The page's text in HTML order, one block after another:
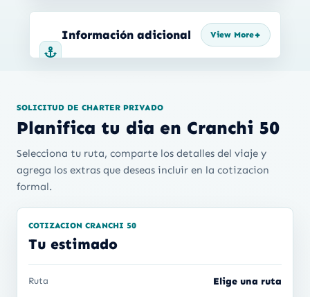
Información adicional
SOLICITUD DE CHARTER PRIVADO
Planifica tu dia en Cranchi 50
Selecciona tu ruta, comparte los detalles del viaje y
agrega los extras que deseas incluir en la cotizacion
formal.
COTIZACION CRANCHI 50
Tu estimado
Ruta Elige una ruta